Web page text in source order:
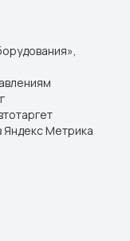
Яндекс Метрика